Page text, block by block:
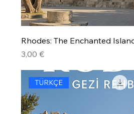
Rhodes: The Enchanted
Precio
3,00 €
TÜRKÇE